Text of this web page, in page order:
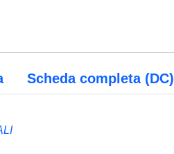
Scheda completa (DC)